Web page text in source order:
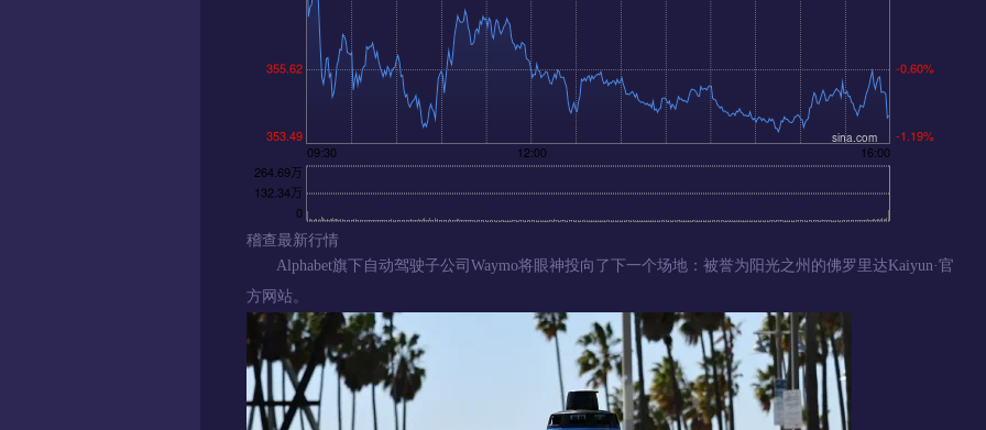
稽查最新行情
Alphabet旗下自动驾驶子公司Waymo将眼神投向了下一个场地：被誉为阳光之州的佛罗里达Kaiyun·官
方网站。